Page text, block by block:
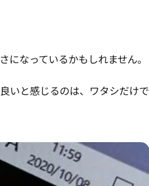
なっているかもしれません。
いと感じるのは、ワタシだけで